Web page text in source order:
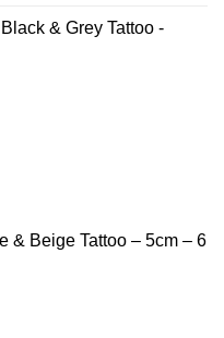
& Grey Tattoo -
& Beige Tattoo – 5cm – 6